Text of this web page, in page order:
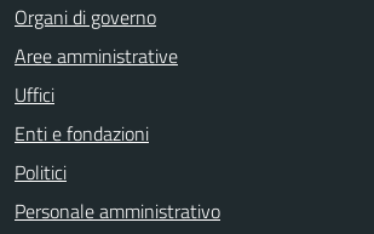
Organi di governo
Aree amministrative
Uffici
Enti e fondazioni
Politici
Personale amministrativo